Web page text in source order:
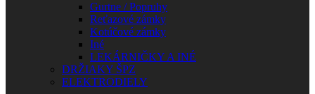
Gurtne / Popruhy
Reťazové zámky
Kotúčové zámky
Iné
LEKÁRNIČKY A INÉ
DRŽIAKY ŠPZ
ELEKTRODIELY